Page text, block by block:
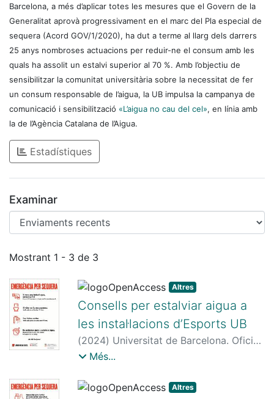
Barcelona, a més d’aplicar totes les mesures que el Govern de la
Generalitat aprovà progressivament en el marc del Pla especial de
sequera (Acord GOV/1/2020), ha dut a terme al llarg dels darrers
25 anys nombroses actuacions per reduir-ne el consum amb les
quals ha assolit un estalvi superior al 70 %. Amb l’objectiu de
sensibilitzar la comunitat universitària sobre la necessitat de fer
un consum responsable de l’aigua, la UB impulsa la campanya de
comunicació i sensibilització «L’aigua no cau del cel», en línia amb
la de l’Agència Catalana de l’Aigua.
Estadístiques
Examinar
Enviaments recents
Mostrant 1 - 3 de 3
Altres
Consells per estalviar aigua a
les instal·lacions d’Esports UB
(2024) Universitat de Barcelona. Oficina
de Seguretat, Salut i Medi Ambient
Audiovisual
Més...
Altres